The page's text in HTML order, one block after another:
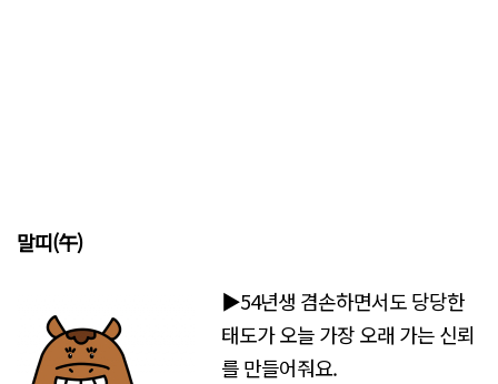
말띠(午)
▶54년생 겸손하면서도 당당한
태도가 오늘 가장 오래 가는 신뢰
를 만들어줘요.